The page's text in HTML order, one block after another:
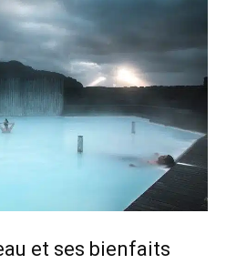
et ses bienfaits